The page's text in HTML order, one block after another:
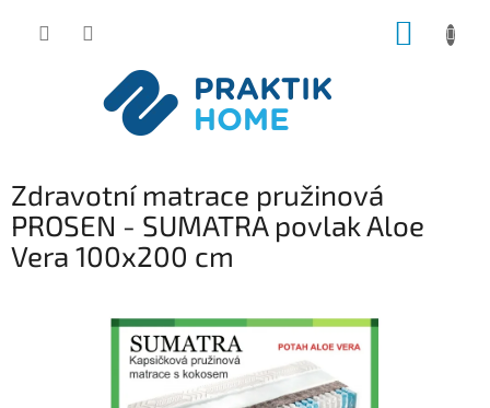
Zdravotní matrace pružinová
PROSEN - SUMATRA povlak Aloe
Vera 100x200 cm